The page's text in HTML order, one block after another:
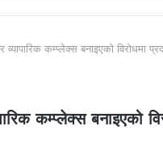
कम्प्लेक्स बनाइएको विरोधमा
कम्प्लेक्स बनाइएको